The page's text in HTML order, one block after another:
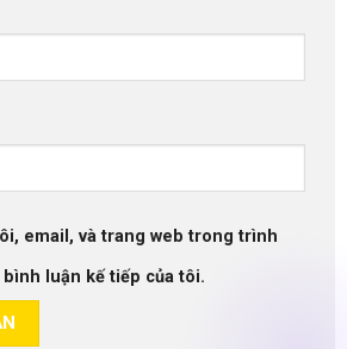
email, và trang web trong trình
luận kế tiếp của tôi.